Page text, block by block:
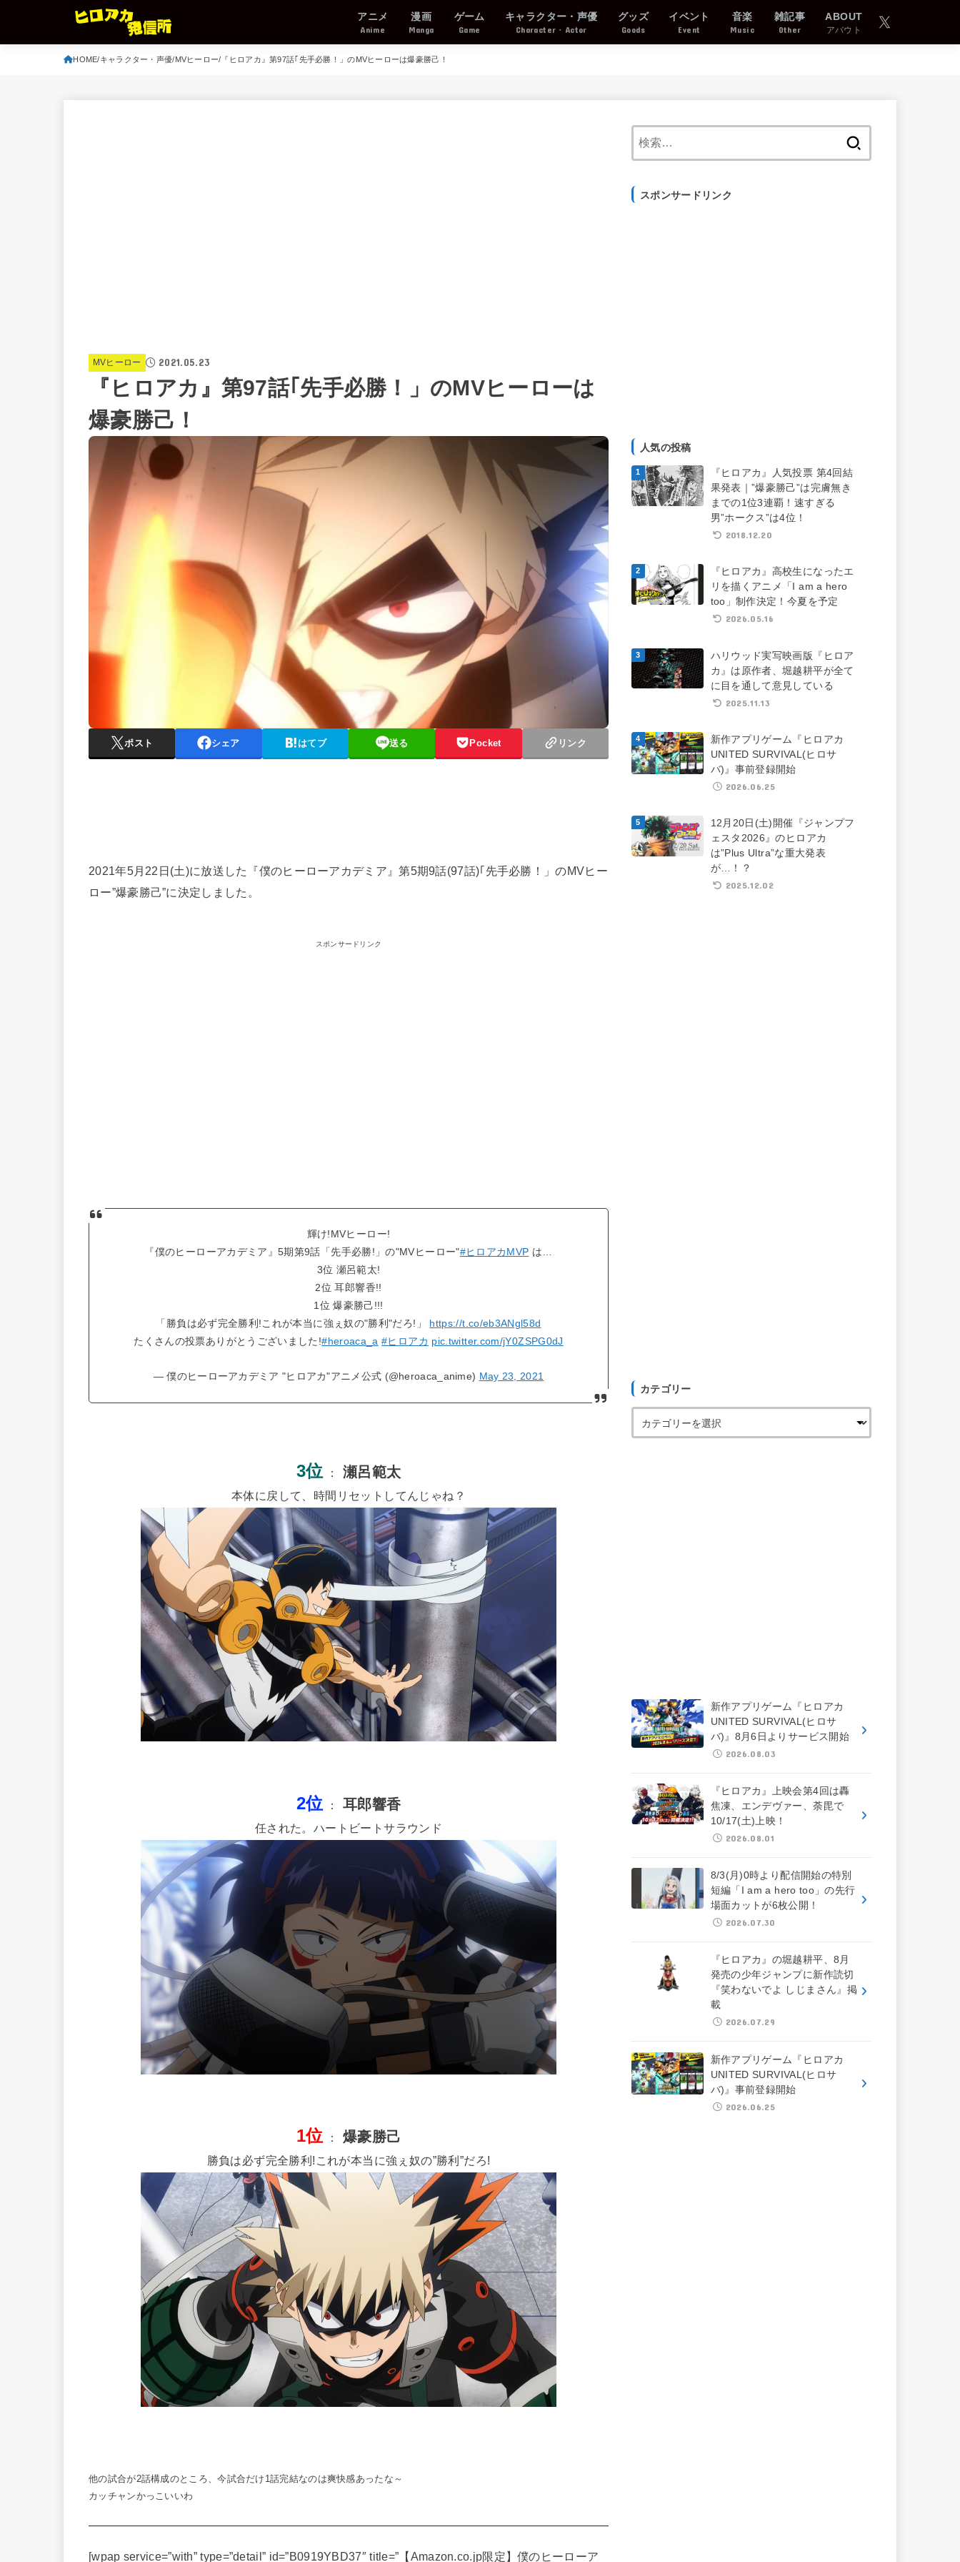
アニメ
Anime
漫画
Manga
ゲーム
Game
キャラクター・声優
Character・Actor
グッズ
Goods
イベント
Event
音楽
Music
雑記事
Other
ABOUT
アバウト
HOME キャラクター・声優 MVヒーロー 『ヒロアカ』第97話｢先手必勝！」のMVヒーローは爆豪勝己！
MVヒーロー 2021.05.23
『ヒロアカ』第97話｢先手必勝！」のMVヒーローは
爆豪勝己！
ポスト シェア はてブ 送る Pocket リンク
2021年5月22日(土)に放送した『僕のヒーローアカデミア』第5期9話(97話)｢先手必勝！」のMVヒー
ロー”爆豪勝己”に決定しました。
スポンサードリンク
輝け!MVヒーロー!
『僕のヒーローアカデミア』5期第9話「先手必勝!」の"MVヒーロー"#ヒロアカMVP は…
3位 瀬呂範太!
2位 耳郎響香!!
1位 爆豪勝己!!!
「勝負は必ず完全勝利!これが本当に強ぇ奴の"勝利"だろ!」 https://t.co/eb3ANgl58d
たくさんの投票ありがとうございました!#heroaca_a #ヒロアカ pic.twitter.com/jY0ZSPG0dJ
— 僕のヒーローアカデミア "ヒロアカ"アニメ公式 (@heroaca_anime) May 23, 2021
3位 ： 瀬呂範太
本体に戻して、時間リセットしてんじゃね？
2位 ： 耳郎響香
任された。ハートビートサラウンド
1位 ： 爆豪勝己
勝負は必ず完全勝利!これが本当に強ぇ奴の”勝利”だろ!
他の試合が2話構成のところ、今試合だけ1話完結なのは爽快感あったな～
カッチャンかっこいいわ
[wpap service=”with” type=”detail” id=”B0919YBD37″ title=”【Amazon.co.jp限定】僕のヒーローア
スポンサードリンク
人気の投稿
『ヒロアカ』人気投票 第4回結
果発表｜”爆豪勝己”は完膚無き
までの1位3連覇！速すぎる
男”ホークス”は4位！
2018.12.20
『ヒロアカ』高校生になったエ
リを描くアニメ「I am a hero
too」制作決定！今夏を予定
2026.05.16
ハリウッド実写映画版『ヒロア
カ』は原作者、堀越耕平が全て
に目を通して意見している
2025.11.13
新作アプリゲーム『ヒロアカ
UNITED SURVIVAL(ヒロサ
バ)』事前登録開始
2026.06.25
12月20日(土)開催『ジャンプフ
ェスタ2026』のヒロアカ
は”Plus Ultra”な重大発表
が…！？
2025.12.02
カテゴリー
新作アプリゲーム『ヒロアカ
UNITED SURVIVAL(ヒロサ
バ)』8月6日よりサービス開始
2026.08.03
『ヒロアカ』上映会第4回は轟
焦凍、エンデヴァー、荼毘で
10/17(土)上映！
2026.08.01
8/3(月)0時より配信開始の特別
短編「I am a hero too」の先行
場面カットが6枚公開！
2026.07.30
『ヒロアカ』の堀越耕平、8月
発売の少年ジャンプに新作読切
『笑わないでよ しじまさん』掲
載
2026.07.29
新作アプリゲーム『ヒロアカ
UNITED SURVIVAL(ヒロサ
バ)』事前登録開始
2026.06.25